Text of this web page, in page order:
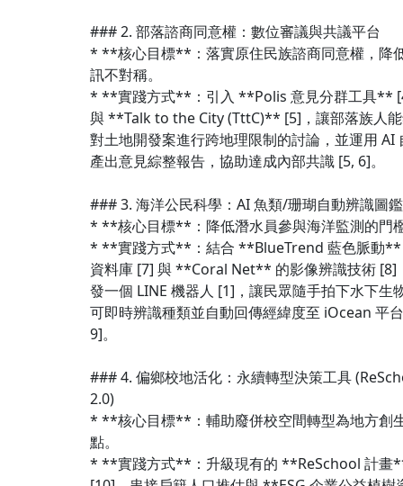
### 2. 部落諮商同意權：數位審議與共議平台
* **核心目標**：落實原住民族諮商同意權，降
訊不對稱。
* **實踐方式**：引入 **Polis 意見分群工具**
與 **Talk to the City (TttC)** [5]，讓部落族人
對土地開發案進行跨地理限制的討論，並運用 AI
產出意見綜整報告，協助達成內部共識 [5, 6]。
### 3. 海洋公民科學：AI 魚類/珊瑚自動辨識圖鑑
* **核心目標**：降低潛水員參與海洋監測的門
* **實踐方式**：結合 **BlueTrend 藍色脈動**
資料庫 [7] 與 **Coral Net** 的影像辨識技術 [8]
發一個 LINE 機器人 [1]，讓民眾隨手拍下水下生
可即時辨識種類並自動回傳經緯度至 iOcean 平
9]。
### 4. 偏鄉校地活化：永續轉型決策工具
2.0)
* **核心目標**：輔助廢併校空間轉型為地方創
點。
* **實踐方式**：升級現有的 **ReSchool 計畫